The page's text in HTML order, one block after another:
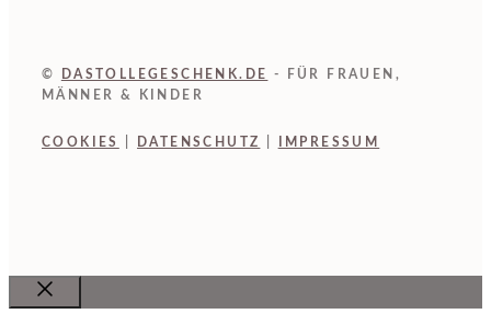
© DASTOLLEGESCHENK.DE
- FÜR FRAUEN,
MÄNNER & KINDER
COOKIES DATENSCHUTZ IMPRESSUM